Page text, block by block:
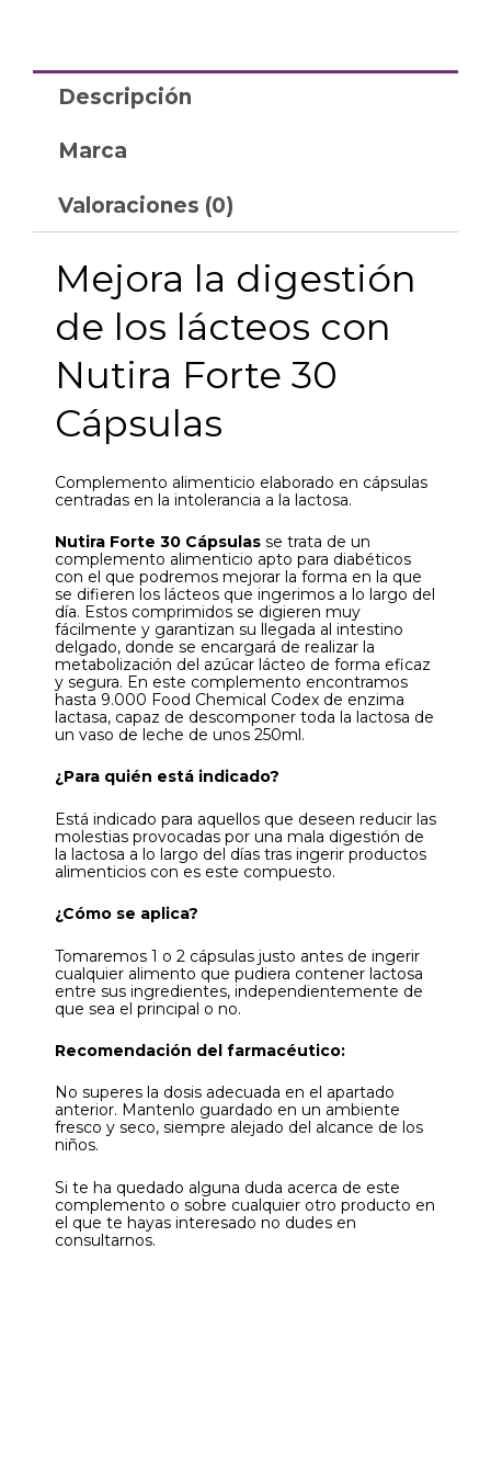
Descripción
Marca
Valoraciones (0)
Mejora la digestión
de los lácteos con
Nutira Forte 30
Cápsulas
Complemento alimenticio elaborado en cápsulas
centradas en la intolerancia a la lactosa.
Nutira Forte 30 Cápsulas se trata de un
complemento alimenticio apto para diabéticos
con el que podremos mejorar la forma en la que
se difieren los lácteos que ingerimos a lo largo del
día. Estos comprimidos se digieren muy
fácilmente y garantizan su llegada al intestino
delgado, donde se encargará de realizar la
metabolización del azúcar lácteo de forma eficaz
y segura. En este complemento encontramos
hasta 9.000 Food Chemical Codex de enzima
lactasa, capaz de descomponer toda la lactosa de
un vaso de leche de unos 250ml.
¿Para quién está indicado?
Está indicado para aquellos que deseen reducir las
molestias provocadas por una mala digestión de
la lactosa a lo largo del días tras ingerir productos
alimenticios con es este compuesto.
¿Cómo se aplica?
Tomaremos 1 o 2 cápsulas justo antes de ingerir
cualquier alimento que pudiera contener lactosa
entre sus ingredientes, independientemente de
que sea el principal o no.
Recomendación del farmacéutico:
No superes la dosis adecuada en el apartado
anterior. Mantenlo guardado en un ambiente
fresco y seco, siempre alejado del alcance de los
niños.
Si te ha quedado alguna duda acerca de este
complemento o sobre cualquier otro producto en
el que te hayas interesado no dudes en
consultarnos.